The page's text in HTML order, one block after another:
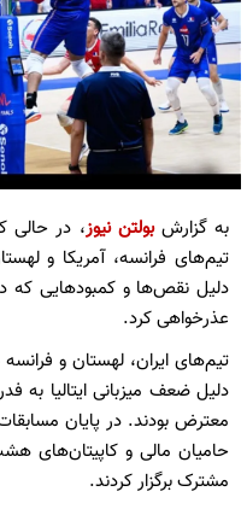
به گزارشبولتن نیوز
تیم‌های فرانسه، آمریکا و
دلیل نقص‌ها و کمبودهایی که در
عذرخواهی کرد.
دلیل ضعف میزبانی ایتالیا به
حامیان مالی و کاپیتان‌های
مشترک برگزار کردند.